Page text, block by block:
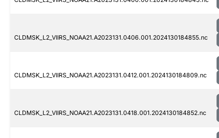
CLDMSK_L2_VIIRS_NOAA21.A2023131.0406.001.2024130184855.nc
CLDMSK_L2_VIIRS_NOAA21.A2023131.0412.001.2024130184809.nc
CLDMSK_L2_VIIRS_NOAA21.A2023131.0418.001.2024130184852.nc